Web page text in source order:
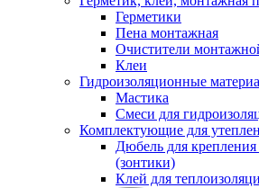
Герметики
Пена монтажная
Очистители
Клеи
Гидроизоляционные
Мастика
Смеси для
Комплектующие для
Дюбель для
(зонтики)
Клей для